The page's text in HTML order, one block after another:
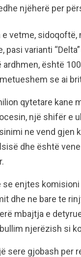
njëherë per
vetme,
varianti
është
se ai
qytetare kane
një shifër e
ne vend gjen
dhe është
enjtes
dhe ne bare te
mbajtja e
njerëzish si
sere gjobash per